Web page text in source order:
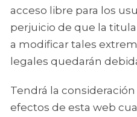
acceso libre para los
perjuicio de que la
a modificar tales
legales quedarán
Tendrá la
efectos de esta web